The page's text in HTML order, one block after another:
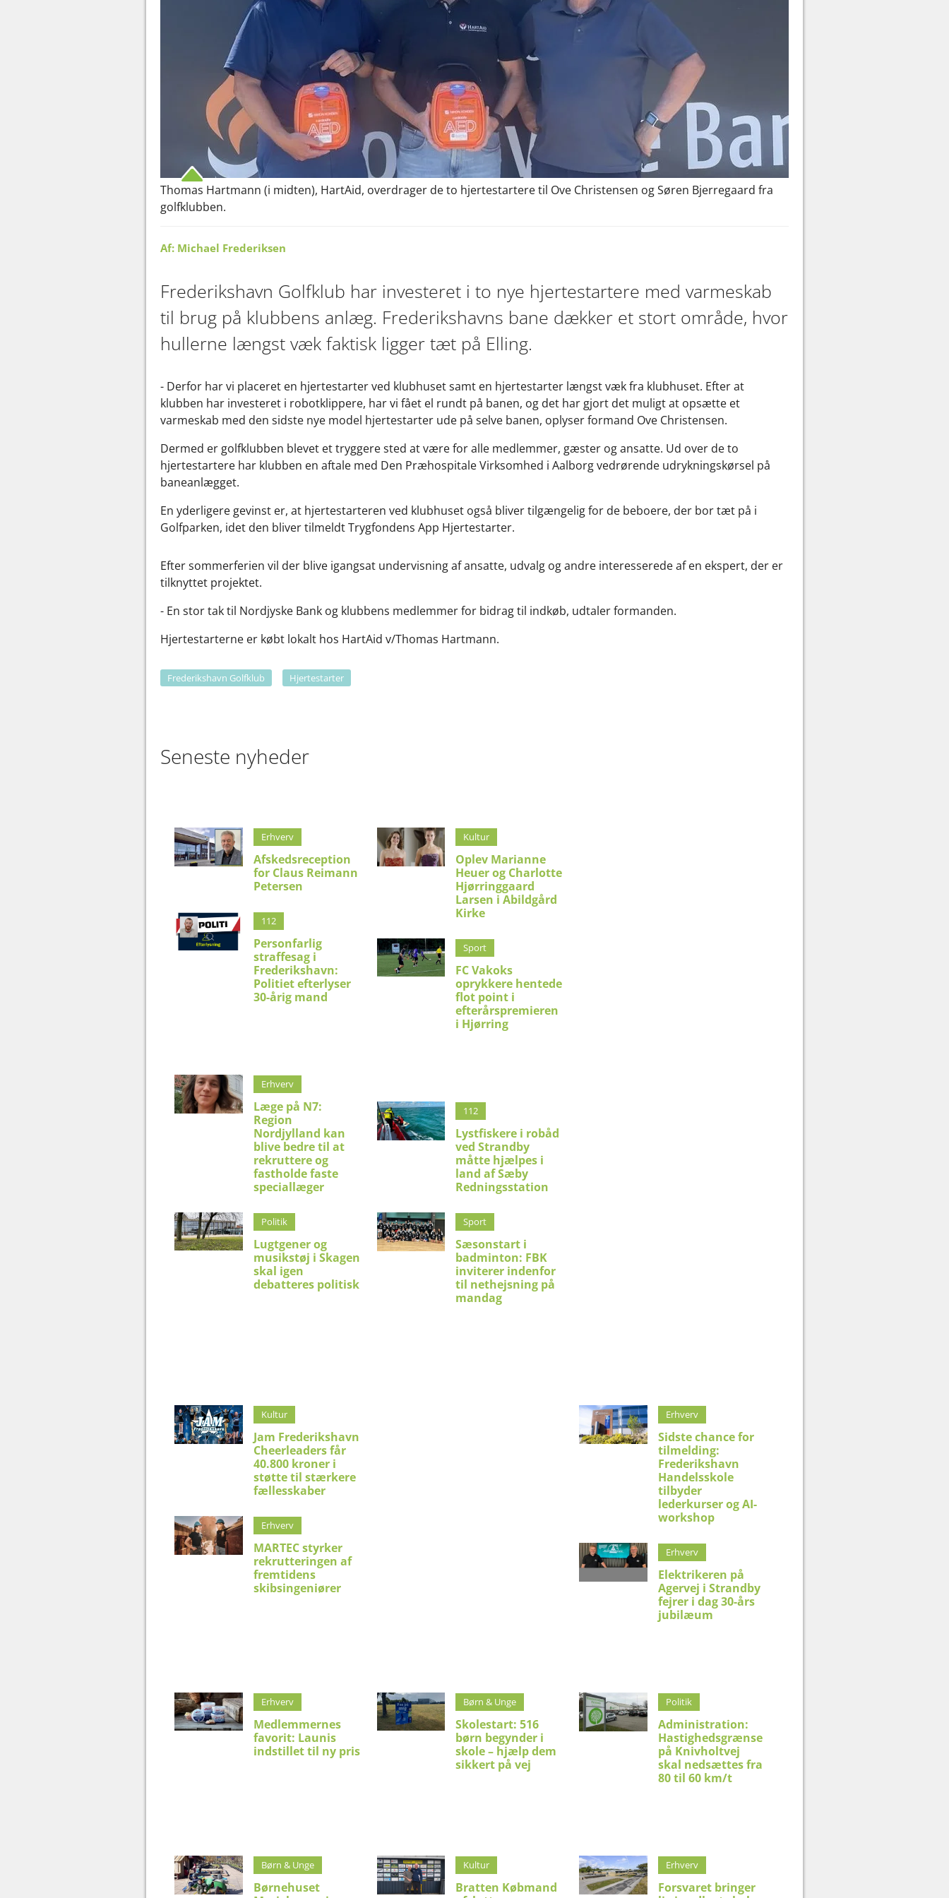
Thomas Hartmann (i midten), HartAid, overdrager de to hjertestartere til Ove Christensen og Søren Bjerregaard fra
golfklubben.
Af: Michael Frederiksen
Frederikshavn Golfklub har investeret i to nye hjertestartere med varmeskab
til brug på klubbens anlæg. Frederikshavns bane dækker et stort område, hvor
hullerne længst væk faktisk ligger tæt på Elling.
- Derfor har vi placeret en hjertestarter ved klubhuset samt en hjertestarter længst væk fra klubhuset. Efter at
klubben har investeret i robotklippere, har vi fået el rundt på banen, og det har gjort det muligt at opsætte et
varmeskab med den sidste nye model hjertestarter ude på selve banen, oplyser formand Ove Christensen.
Dermed er golfklubben blevet et tryggere sted at være for alle medlemmer, gæster og ansatte. Ud over de to
hjertestartere har klubben en aftale med Den Præhospitale Virksomhed i Aalborg vedrørende udrykningskørsel på
baneanlægget.
En yderligere gevinst er, at hjertestarteren ved klubhuset også bliver tilgængelig for de beboere, der bor tæt på i
Golfparken, idet den bliver tilmeldt Trygfondens App Hjertestarter.
Efter sommerferien vil der blive igangsat undervisning af ansatte, udvalg og andre interesserede af en ekspert, der er
tilknyttet projektet.
- En stor tak til Nordjyske Bank og klubbens medlemmer for bidrag til indkøb, udtaler formanden.
Hjertestarterne er købt lokalt hos HartAid v/Thomas Hartmann.
Frederikshavn Golfklub Hjertestarter
Seneste nyheder
Erhverv
Afskedsreception
for Claus Reimann
Petersen
112
Personfarlig
straffesag i
Frederikshavn:
Politiet efterlyser
30-årig mand
Erhverv
Læge på N7:
Region
Nordjylland kan
blive bedre til at
rekruttere og
fastholde faste
speciallæger
Politik
Lugtgener og
musikstøj i Skagen
skal igen
debatteres politisk
Kultur
Oplev Marianne
Heuer og Charlotte
Hjørringgaard
Larsen i Abildgård
Kirke
Sport
FC Vakoks
oprykkere hentede
flot point i
efterårspremieren
i Hjørring
112
Lystfiskere i robåd
ved Strandby
måtte hjælpes i
land af Sæby
Redningsstation
Sport
Sæsonstart i
badminton: FBK
inviterer indenfor
til nethejsning på
mandag
Kultur
Jam Frederikshavn
Cheerleaders får
40.800 kroner i
støtte til stærkere
fællesskaber
Erhverv
MARTEC styrker
rekrutteringen af
fremtidens
skibsingeniører
Erhverv
Sidste chance for
tilmelding:
Frederikshavn
Handelsskole
tilbyder
lederkurser og AI-
workshop
Erhverv
Elektrikeren på
Agervej i Strandby
fejrer i dag 30-års
jubilæum
Erhverv
Medlemmernes
favorit: Launis
indstillet til ny pris
Børn & Unge
Skolestart: 516
børn begynder i
skole – hjælp dem
sikkert på vej
Politik
Administration:
Hastighedsgrænse
på Knivholtvej
skal nedsættes fra
80 til 60 km/t
Børn & Unge
Børnehuset
Kultur
Bratten Købmand
Erhverv
Forsvaret bringer